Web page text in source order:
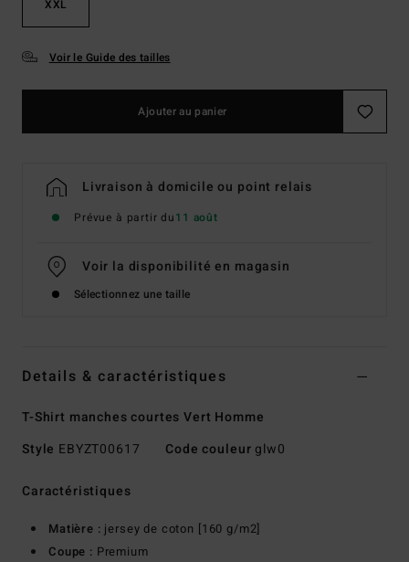
XXL
Voir le Guide des tailles
Ajouter au panier
Livraison à domicile ou point relais
Prévue à partir du11 août
Voir la disponibilité en magasin
Sélectionnez une taille
Details & caractéristiques
T-Shirt manches courtes Vert Homme
Style EBYZT00617 Code couleur glw0
Caractéristiques
Matière : jersey de coton [160 g/m2]
Coupe : Premium